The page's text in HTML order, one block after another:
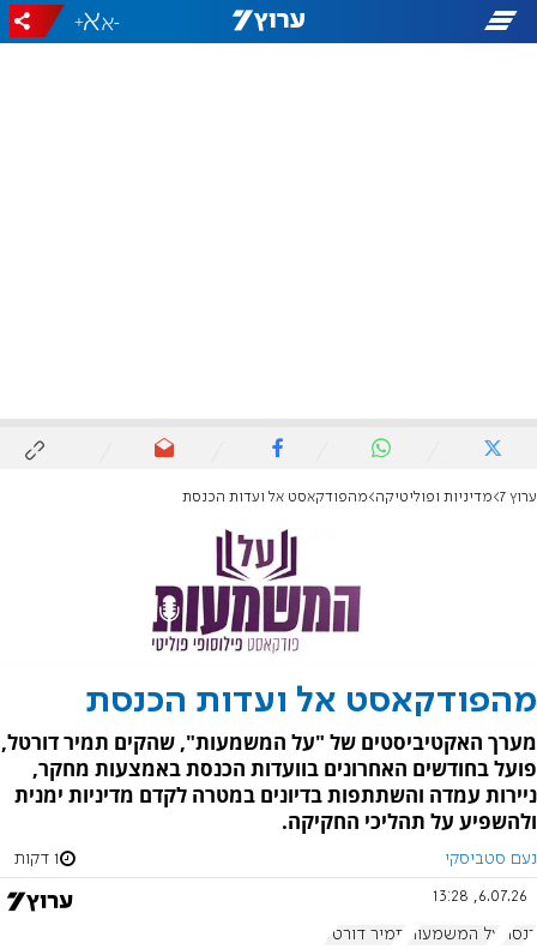
-
+
ערוץ 7 מדיניות ופוליטיקה מהפודקאסט אל ועדות הכנסת
מהפודקאסט אל ועדות הכנסת
מערך האקטיביסטים של "על המשמעות", שהקים תמיר דורטל,
פועל בחודשים האחרונים בוועדות הכנסת באמצעות מחקר,
ניירות עמדה והשתתפות בדיונים במטרה לקדם מדיניות ימנית
ולהשפיע על תהליכי החקיקה.
נעם סטביסקי 1 דקות
6.07.26, 13:28
כנסת על המשמעות תמיר דורטל